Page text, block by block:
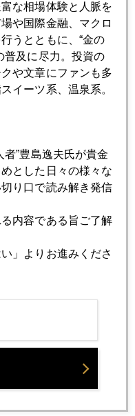
ＮＹ市場の視点
ちり円安
に１４７円台
な相場体験と人脈を
や国際金融、マクロ
うとともに、“金の
普及に尽力。投資の
や文章にファンも多
イーツ系、温泉系。
”豊島逸夫氏が貴金
とした日々の様々な
り口で読み解き発信
内容である旨ご了解
」よりお進みくださ